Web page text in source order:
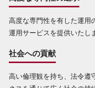
高度な専門性を有した運用
運用サービスを提供いたし
社会への貢献
高い倫理観を持ち、法令遵